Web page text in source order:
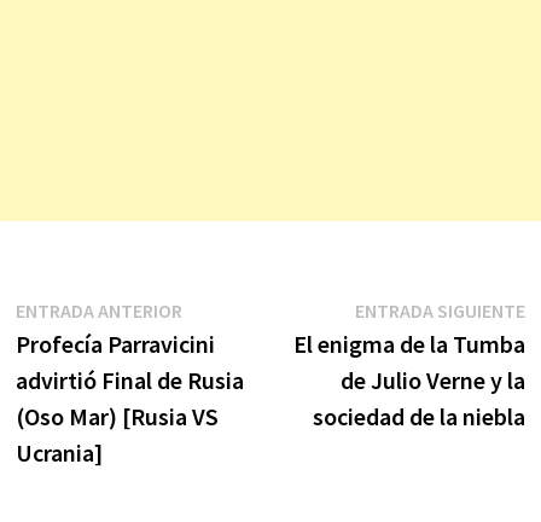
Navegación
de
entradas
ENTRADA ANTERIOREntrada
anterior:
Profecía Parravicini
advirtió Final de Rusia
(Oso Mar) [Rusia VS
Ucrania]
ENTRADA SIGUIENTE
El enigma de la Tumba
de Julio Verne y la
sociedad de la niebla